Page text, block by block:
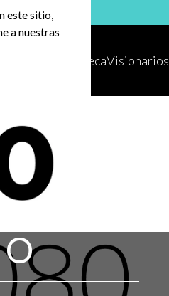
HemerotecaVisionarios
este sitio,
a nuestras